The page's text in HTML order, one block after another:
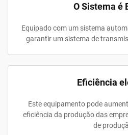
O Sistema é
Equipado com um sistema
garantir um sistema de
Eficiência
Este equipamento pode
eficiência da produção das
de